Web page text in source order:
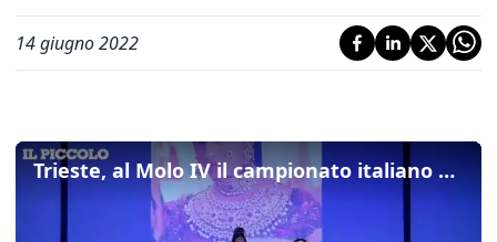
14 giugno 2022
Trieste, al Molo IV il campionato italiano dei parrucchieri